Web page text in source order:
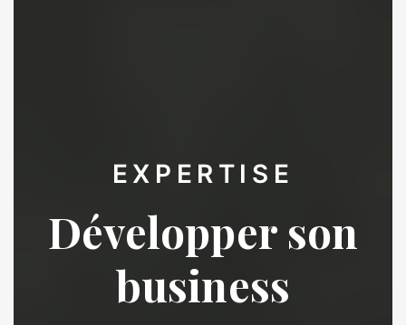
EXPERTISE
Développer son
business